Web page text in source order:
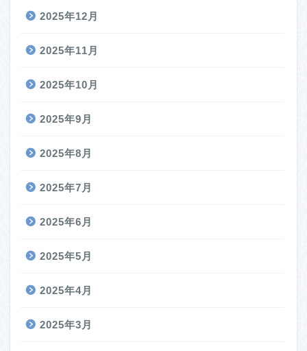
2025年12月
2025年11月
2025年10月
2025年9月
2025年8月
2025年7月
2025年6月
2025年5月
2025年4月
2025年3月